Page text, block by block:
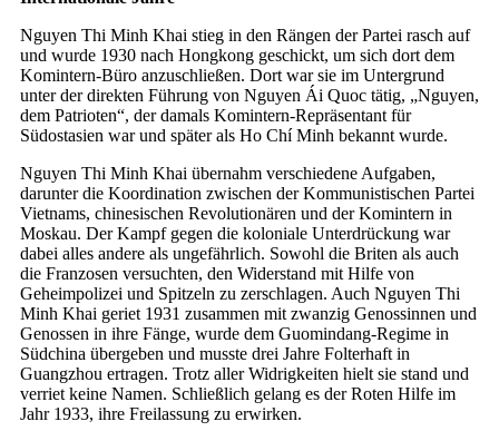
Nguyen Thi Minh Khai stieg in den Rängen der Partei rasch auf
und wurde 1930 nach Hongkong geschickt, um sich dort dem
Komintern-Büro anzuschließen. Dort war sie im Untergrund
unter der direkten Führung von Nguyen Ái Quoc tätig, „Nguyen,
dem Patrioten“, der damals Komintern-Repräsentant für
Südostasien war und später als Ho Chí Minh bekannt wurde.
Nguyen Thi Minh Khai übernahm verschiedene Aufgaben,
darunter die Koordination zwischen der Kommunistischen Partei
Vietnams, chinesischen Revolutionären und der Komintern in
Moskau. Der Kampf gegen die koloniale Unterdrückung war
dabei alles andere als ungefährlich. Sowohl die Briten als auch
die Franzosen versuchten, den Widerstand mit Hilfe von
Geheimpolizei und Spitzeln zu zerschlagen. Auch Nguyen Thi
Minh Khai geriet 1931 zusammen mit zwanzig Genossinnen und
Genossen in ihre Fänge, wurde dem Guomindang-Regime in
Südchina übergeben und musste drei Jahre Folterhaft in
Guangzhou ertragen. Trotz aller Widrigkeiten hielt sie stand und
verriet keine Namen. Schließlich gelang es der Roten Hilfe im
Jahr 1933, ihre Freilassung zu erwirken.